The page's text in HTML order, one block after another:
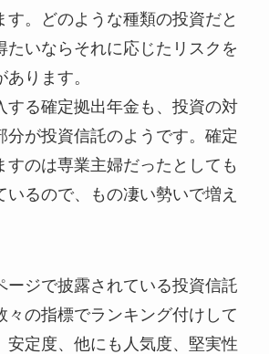
す。どのような種類の投資だと
たいならそれに応じたリスクを
ります。
する確定拠出年金も、投資の対
分が投資信託のようです。確定
すのは専業主婦だったとしても
いるので、もの凄い勢いで増え
ージで披露されている投資信託
々の指標でランキング付けして
安定度、他にも人気度、堅実性